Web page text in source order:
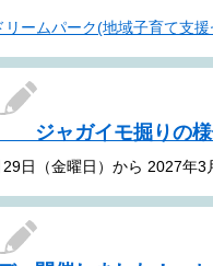
リームパーク(地域子育て支
ジャガイモ掘りの様
日（金曜日）から 2027年3